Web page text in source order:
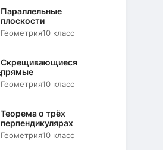
Параллельные
плоскости
Геометрия10 класс
Скрещивающиеся
прямые
Геометрия10 класс
Теорема о трёх
перпендикулярах
Геометрия10 класс